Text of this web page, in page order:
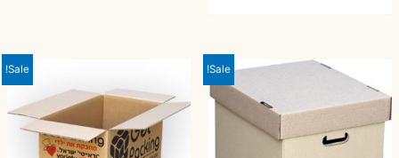
29 ₪.
23 ₪.
Sale!
Sale!